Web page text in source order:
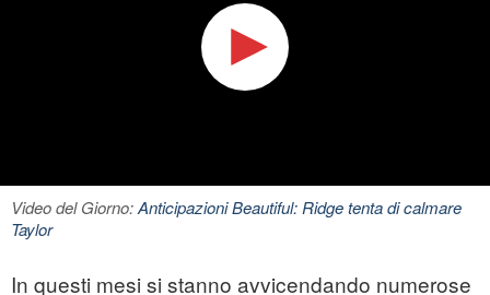
Video del Giorno:Anticipazioni Beautiful: Ridge tenta di calmare
Taylor
In questi mesi si stanno avvicendando numerose